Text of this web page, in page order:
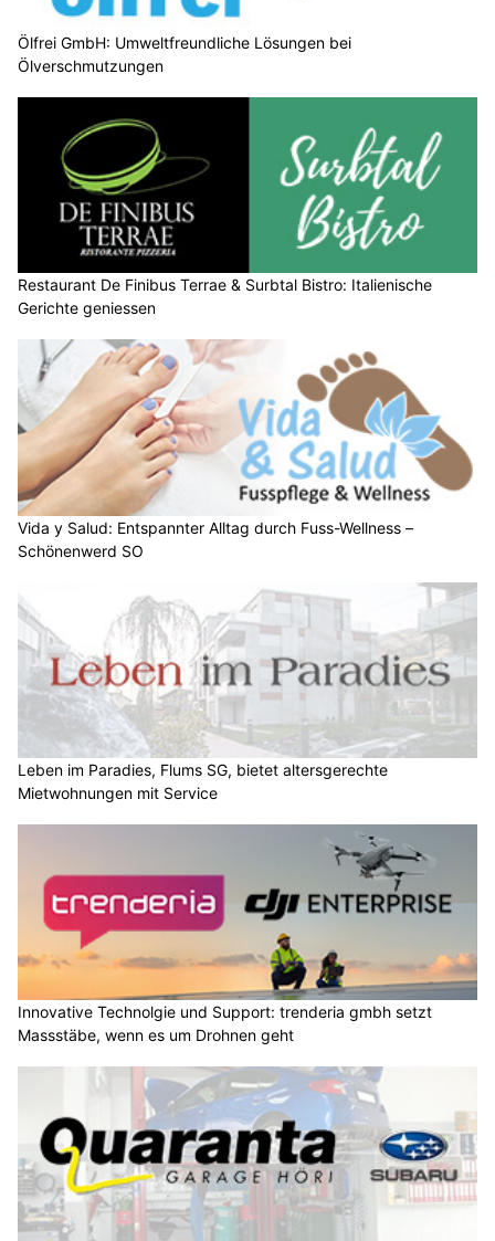
Ölfrei GmbH: Umweltfreundliche Lösungen bei
Ölverschmutzungen
Restaurant De Finibus Terrae & Surbtal Bistro: Italienische
Gerichte geniessen
Vida y Salud: Entspannter Alltag durch Fuss-Wellness –
Schönenwerd SO
Leben im Paradies, Flums SG, bietet altersgerechte
Mietwohnungen mit Service
Innovative Technolgie und Support: trenderia gmbh setzt
Massstäbe, wenn es um Drohnen geht